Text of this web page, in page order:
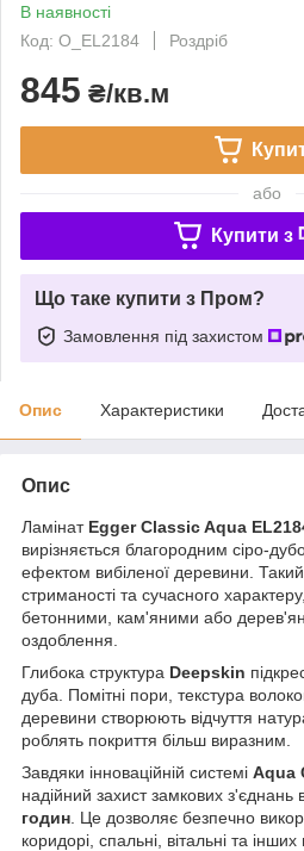
В наявності
Код: O_EL2184
Роздріб
845 ₴/кв.м
або
Купити з
Що таке купити з Пром?
Замовлення під захистом
Опис Характеристики
Опис
Ламінат Egger Classic Aqua
вирізняється благородним сіро-
ефектом вибіленої деревини.
стриманості та сучасного
бетонними, кам'яними або
оздоблення.
Глибока структура Deepskin
дуба. Помітні пори, текстура
деревини створюють відчуття
роблять покриття більш виразним.
Завдяки інноваційній системі Aqua
надійний захист замкових з'єднань
годин . Це дозволяє безпечно
коридорі, спальні, вітальні та